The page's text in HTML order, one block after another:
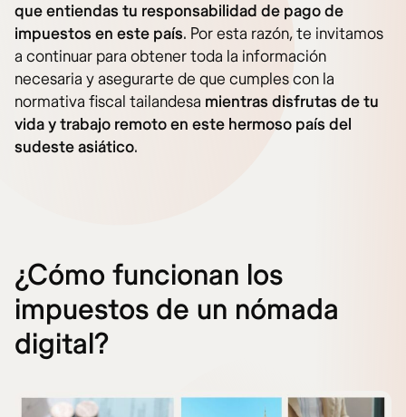
que entiendas tu responsabilidad de pago de
impuestos en este país. Por esta razón, te invitamos
a continuar para obtener toda la información
necesaria y asegurarte de que cumples con la
normativa fiscal tailandesa mientras disfrutas de tu
vida y trabajo remoto en este hermoso país del
sudeste asiático.
¿Cómo funcionan los
impuestos de un nómada
digital?